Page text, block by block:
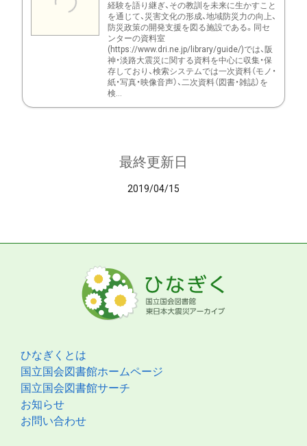
経験を語り継ぎ、その教訓を未来に生かすこと
を通じて、災害文化の形成、地域防災力の向上、
防災政策の開発支援を図る施設である。同セ
ンターの資料室
(https://www.dri.ne.jp/library/guide/)では、阪
神・淡路大震災に関する資料を中心に収集・保
存しており、検索システムでは一次資料（モノ・
紙・写真・映像音声）、二次資料（図書・雑誌）を
検...
最終更新日
2019/04/15
ひなぎくとは
国立国会図書館ホームページ
国立国会図書館サーチ
お知らせ
お問い合わせ